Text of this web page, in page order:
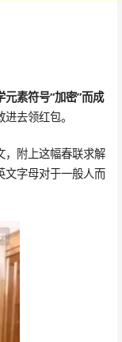
元素符号“加密”而成
去领红包。
，附上这幅春联求解
文字母对于一般人而